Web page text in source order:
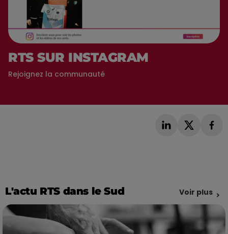
RTS SUR INSTAGRAM
Rejoignez la communauté
L'actu RTS dans le Sud Voir plus